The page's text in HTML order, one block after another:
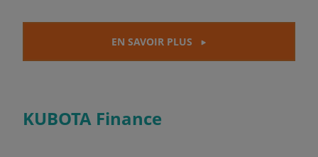
EN SAVOIR PLUS
KUBOTA Finance